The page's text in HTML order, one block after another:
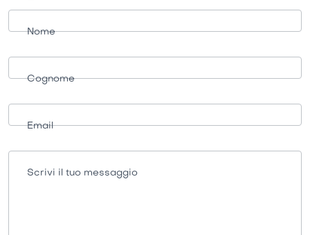
Richiesta
informazioni
Nome
Cognome
Email
Scrivi il tuo messaggio